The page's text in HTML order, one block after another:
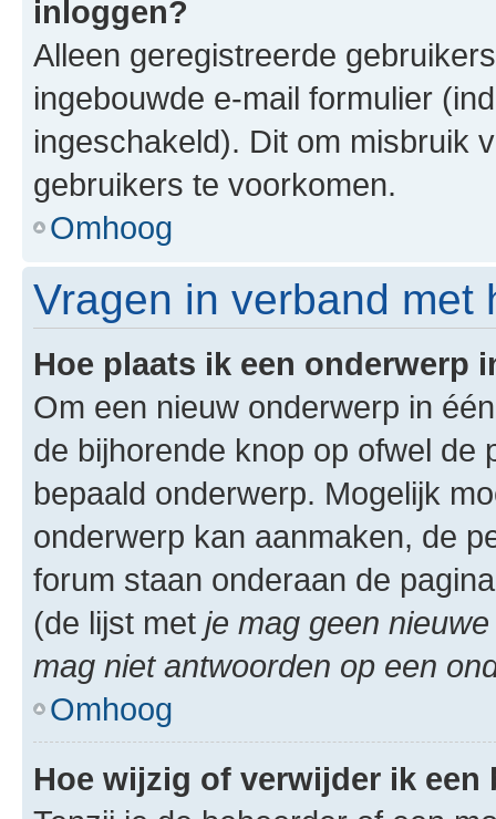
inloggen?
Alleen geregistreerde
ingebouwde e-mail formulier
ingeschakeld). Dit om misbruik
gebruikers te voorkomen.
Omhoog
Vragen in verband met
Hoe plaats ik een onderwerp
Om een nieuw onderwerp in
de bijhorende knop op ofwel de
bepaald onderwerp. Mogelijk
onderwerp kan aanmaken, de
forum staan onderaan de
(de lijst met je mag geen
mag niet antwoorden op een
Omhoog
Hoe wijzig of verwijder ik een